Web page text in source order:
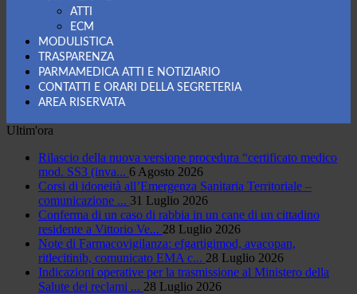
ATTI
ECM
MODULISTICA
TRASPARENZA
PARMAMEDICA ATTI E NOTIZIARIO
CONTATTI E ORARI DELLA SEGRETERIA
AREA RISERVATA
Ultim'ora
Rilascio della nuova versione procedura “certificato medico
mod. SS3 (inva... 6 Agosto 2026
Corsi di idoneità all’Emergenza Sanitaria Territoriale –
comunicazione ... 31 Luglio 2026
Conferma di un caso di rabbia in un cane di un cittadino
residente a Vittorio Ve... 28 Luglio 2026
Note di Farmacovigilanza: efgartigimod, avacopan,
ritlecitinib, comunicato EMA c... 28 Luglio 2026
Indicazioni operative per la trasmissione al Ministero della
Salute dei reclami ... 28 Luglio 2026